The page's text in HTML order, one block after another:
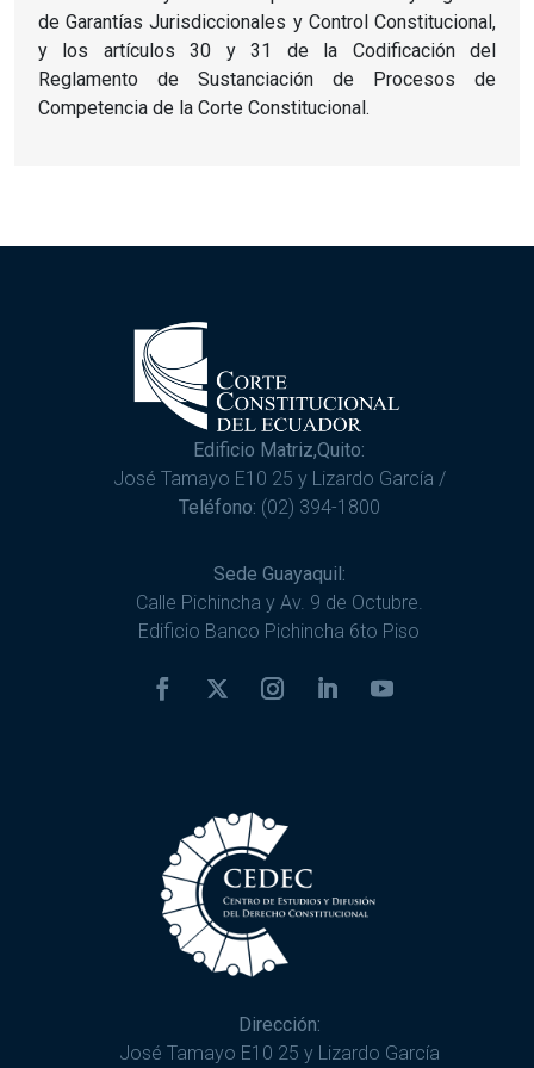
de Garantías Jurisdiccionales y Control Constitucional,
y los artículos 30 y 31 de la Codificación del
Reglamento de Sustanciación de Procesos de
Competencia de la Corte Constitucional.
Edificio Matriz,Quito:
José Tamayo E10 25 y Lizardo García /
Teléfono: (02) 394-1800
Sede Guayaquil:
Calle Pichincha y Av. 9 de Octubre.
Edificio Banco Pichincha 6to Piso
Dirección:
José Tamayo E10 25 y Lizardo García